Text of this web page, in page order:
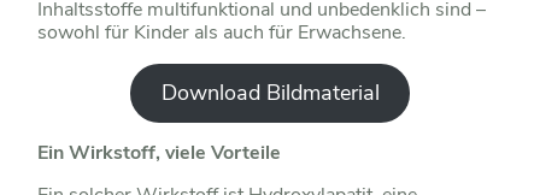
Inhaltsstoffe multifunktional und unbedenklich sind –
sowohl für Kinder als auch für Erwachsene.
Download Bildmaterial
Ein Wirkstoff, viele Vorteile